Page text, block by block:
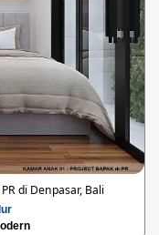
di Denpasar, Bali